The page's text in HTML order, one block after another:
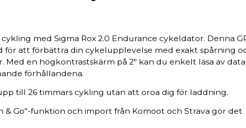
med Sigma Rox 2.0 Endurance cykeldator. Denna
för att förbättra din cykelupplevelse med exakt spårning
Med en högkontrastskärm på 2" kan du enkelt läsa av
förhållandena.
till 26 timmars cykling utan att oroa dig för laddning.
& Go"-funktion och import från Komoot och Strava gör det